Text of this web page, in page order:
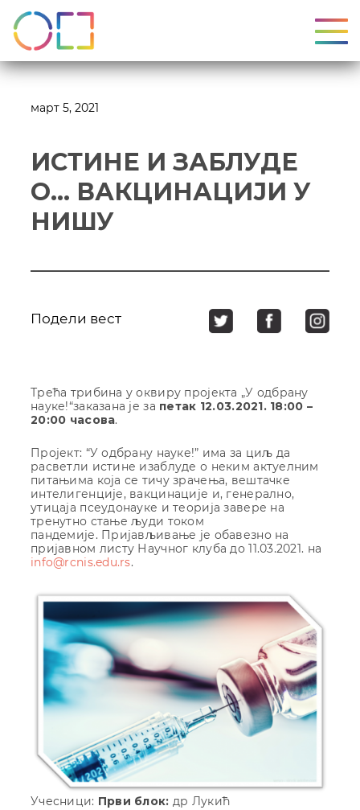
март 5, 2021
ИСТИНЕ И ЗАБЛУДЕ
О… ВАКЦИНАЦИЈИ У
НИШУ
Подели вест
Трећа трибина у оквиру пројекта „У одбрану
науке!“заказана је за петак 12.03.2021. 18:00 –
20:00 часова.
Пројект: “У одбрану науке!” има за циљ да
расветли истине изаблуде о неким актуелним
питањима која се тичу зрачења, вештачке
интелигенције, вакцинације и, генерално,
утицаја псеудонауке и теорија завере на
тренутно стање људи током
пандемије. Пријављивање је обавезно на
пријавном листу Научног клуба до 11.03.2021. на
info@rcnis.edu.rs.
Учесници: Први блок: др Лукић